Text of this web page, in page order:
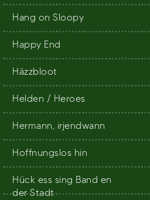
Hang on Sloopy
Happy End
Häzzbloot
Helden / Heroes
Hermann, irjendwann
Hoffnungslos hin
Hück ess sing Band en
der Stadt